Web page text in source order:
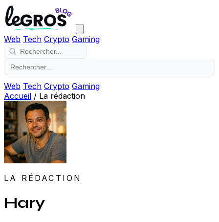
Web Tech Crypto Gaming
Web Tech Crypto Gaming
Accueil / La rédaction
LA RÉDACTION
Hary